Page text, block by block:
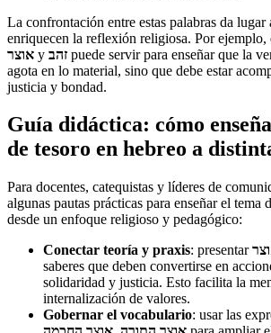
La confrontación entre estas palabras da lugar
enriquecen la reflexión religiosa. Por ejemplo,
אוצר y זהב puede servir para enseñar que la
agota en lo material, sino que debe estar
justicia y bondad.
Guía didáctica: cómo
de tesoro en hebreo a
Para docentes, catequistas y líderes de
algunas pautas prácticas para enseñar el tema
desde un enfoque religioso y pedagógico:
Conectar teoría y praxis: presentar
saberes que deben convertirse en
solidaridad y justicia. Esto facilita la
internalización de valores.
Gobernar el vocabulario: usar las